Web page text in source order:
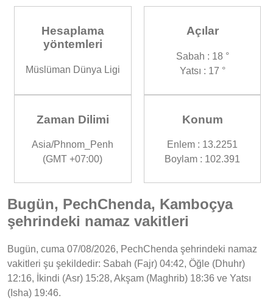
Hesaplama
yöntemleri
Müslüman Dünya Ligi
Açılar
Sabah : 18 °
Yatsı : 17 °
Zaman Dilimi
Asia/Phnom_Penh
(GMT +07:00)
Konum
Enlem : 13.2251
Boylam : 102.391
Bugün, PechChenda, Kamboçya
şehrindeki namaz vakitleri
Bugün, cuma 07/08/2026, PechChenda şehrindeki namaz
vakitleri şu şekildedir: Sabah (Fajr) 04:42, Öğle (Dhuhr)
12:16, İkindi (Asr) 15:28, Akşam (Maghrib) 18:36 ve Yatsı
(Isha) 19:46.